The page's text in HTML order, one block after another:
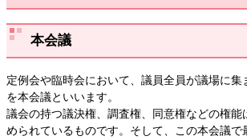
本会議
定例会や臨時会において、議員全員が議場に集
を本会議といいます。
議会の持つ議決権、調査権、同意権などの権能
められているものです。そして、この本会議で